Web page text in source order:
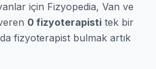
için Fizyopedia, Van ve
0 fizyoterapisti tek bir
fizyoterapist bulmak artık